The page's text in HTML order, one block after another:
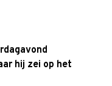
hij zei op het